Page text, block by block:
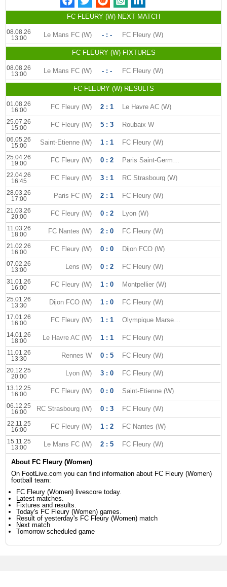
FC FLEURY (W) NEXT MATCH
08.08.26
13:00
Le Mans FC (W) - : - FC Fleury (W)
FC FLEURY (W) FIXTURES
08.08.26
13:00
Le Mans FC (W) - : - FC Fleury (W)
FC FLEURY (W) RESULTS
01.08.26
16:00
FC Fleury (W) 2 : 1 Le Havre AC (W)
25.07.26
15:00
FC Fleury (W) 5 : 3 Roubaix W
06.05.26
15:00
Saint-Etienne (W) 1 : 1 FC Fleury (W)
25.04.26
19:00
FC Fleury (W) 0 : 2 Paris Saint-Germain (W)
22.04.26
16:45
FC Fleury (W) 3 : 1 RC Strasbourg (W)
28.03.26
17:00
Paris FC (W) 2 : 1 FC Fleury (W)
21.03.26
20:00
FC Fleury (W) 0 : 2 Lyon (W)
11.03.26
18:00
FC Nantes (W) 2 : 0 FC Fleury (W)
21.02.26
16:00
FC Fleury (W) 0 : 0 Dijon FCO (W)
07.02.26
13:00
Lens (W) 0 : 2 FC Fleury (W)
31.01.26
16:00
FC Fleury (W) 1 : 0 Montpellier (W)
25.01.26
13:30
Dijon FCO (W) 1 : 0 FC Fleury (W)
17.01.26
16:00
FC Fleury (W) 1 : 1 Olympique Marseille (W)
14.01.26
18:00
Le Havre AC (W) 1 : 1 FC Fleury (W)
11.01.26
13:30
Rennes W 0 : 5 FC Fleury (W)
20.12.25
20:00
Lyon (W) 3 : 0 FC Fleury (W)
13.12.25
16:00
FC Fleury (W) 0 : 0 Saint-Etienne (W)
06.12.25
16:00
RC Strasbourg (W) 0 : 3 FC Fleury (W)
22.11.25
16:00
FC Fleury (W) 1 : 2 FC Nantes (W)
15.11.25
13:00
Le Mans FC (W) 2 : 5 FC Fleury (W)
About FC Fleury (Women)
On FootLive.com you can find information about FC Fleury (Women)
football team:
FC Fleury (Women) livescore today.
Latest matches.
Fixtures and results.
Today's FC Fleury (Women) games.
Result of yesterday's FC Fleury (Women) match
Next match
Tomorrow scheduled game